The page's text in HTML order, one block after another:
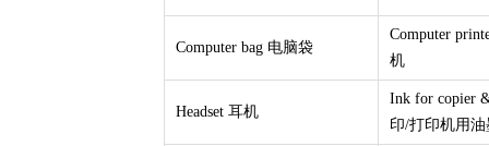
Computer bag 电脑袋
Computer
机
Headset 耳机
Ink for copier
印/打印机用油